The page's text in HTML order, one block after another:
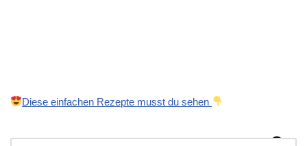
Diese einfachen Rezepte musst du sehen